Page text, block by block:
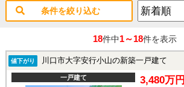
条件を絞り込む
18件中1～18件を表示
値下がり 川口市大字安行小山の新築一戸建て
一戸建て 3,480万円